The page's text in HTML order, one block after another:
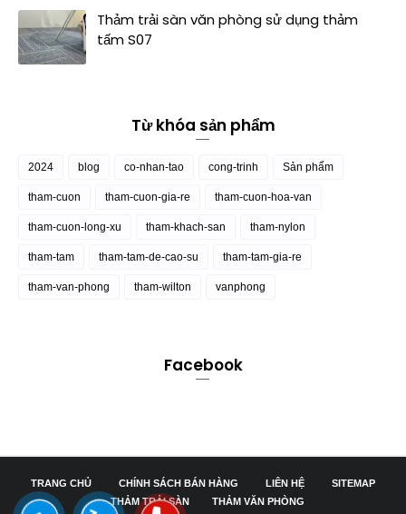
Thảm trải sàn văn phòng sử dụng thảm
tấm S07
Từ khóa sản phẩm
2024 blog co-nhan-tao cong-trinh Sản phẩm
tham-cuon tham-cuon-gia-re tham-cuon-hoa-van
tham-cuon-long-xu tham-khach-san tham-nylon
tham-tam tham-tam-de-cao-su tham-tam-gia-re
tham-van-phong tham-wilton vanphong
Facebook
TRANG CHỦ CHÍNH SÁCH BÁN HÀNG LIÊN HỆ
SITEMAP
THẢM TRẢI SÀN
THẢM VĂN PHÒNG